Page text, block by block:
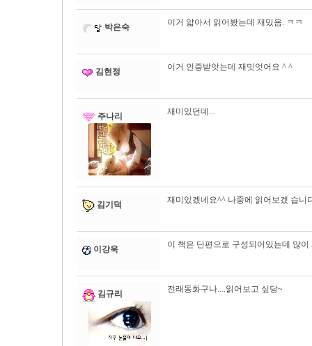
박은숙 이거 얇아서 읽어봤는데 재밌음. ㅋㅋ
김현정 이거 인증받앗는데 재밋엇어요 ^ ^
주나리 재미있던데...
김기덕 재미있겠네요^^ 나중에 읽어보겠 습니
이강욱 이 책은 단편으로 구성되어있는데 많
김규리 전래동화구나....읽어보고 싶당~